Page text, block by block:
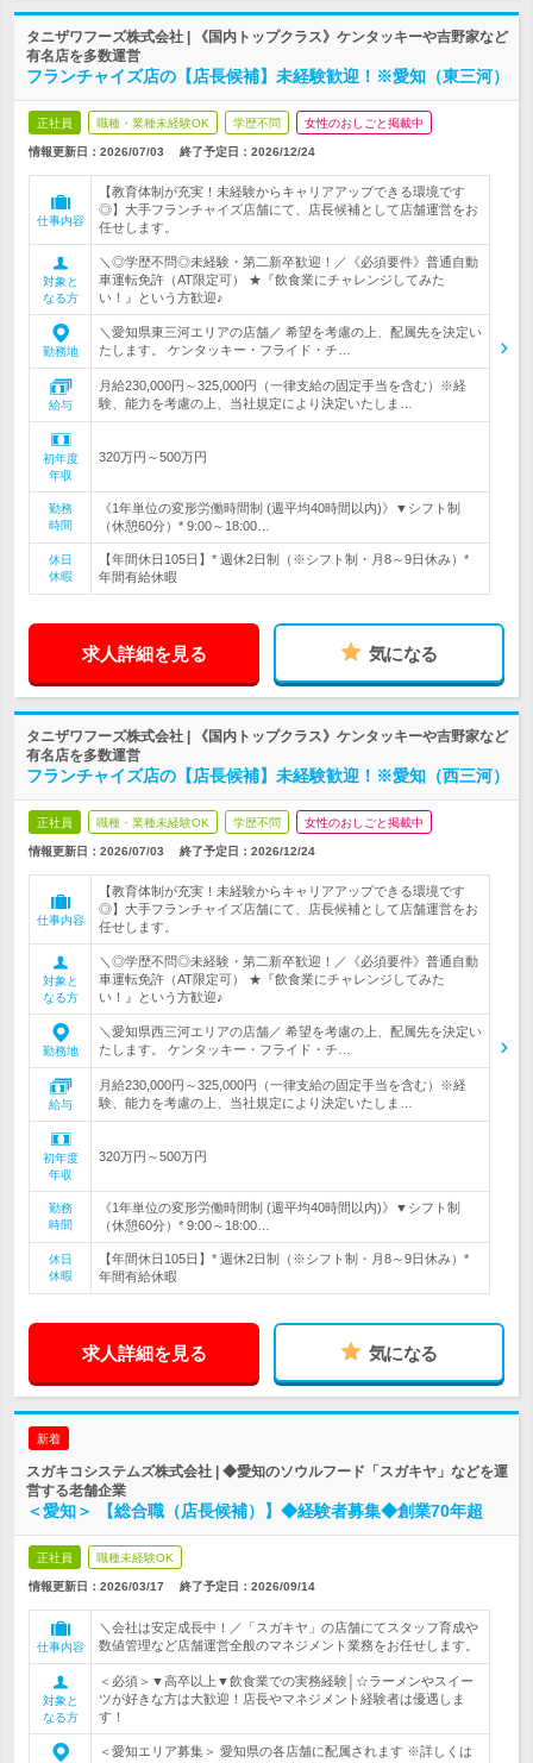
タニザワフーズ株式会社 | 《国内トップクラス》ケンタッキーや吉野家など
有名店を多数運営
フランチャイズ店の【店長候補】未経験歓迎！※愛知（東三河）
正社員 職種・業種未経験OK 学歴不問 女性のおしごと掲載中
情報更新日：2026/07/03 終了予定日： 2026/12/24
仕事内容
【教育体制が充実！未経験からキャリアアップできる環境です
◎】大手フランチャイズ店舗にて、店長候補として店舗運営をお
任せします。
対象と
なる方
＼◎学歴不問◎未経験・第二新卒歓迎！／《必須要件》普通自動
車運転免許（AT限定可） ★『飲食業にチャレンジしてみた
い！』という方歓迎♪
勤務地
＼愛知県東三河エリアの店舗／ 希望を考慮の上、配属先を決定い
たします。 ケンタッキー・フライド・チ…
給与
月給230,000円～325,000円（一律支給の固定手当を含む）※経
験、能力を考慮の上、当社規定により決定いたしま…
初年度
年収
320万円～500万円
勤務
時間
《1年単位の変形労働時間制 (週平均40時間以内)》▼シフト制
（休憩60分）* 9:00～18:00…
休日
休暇
【年間休日105日】* 週休2日制（※シフト制・月8～9日休み）*
年間有給休暇
求人詳細を見る 気になる
タニザワフーズ株式会社 | 《国内トップクラス》ケンタッキーや吉野家など
有名店を多数運営
フランチャイズ店の【店長候補】未経験歓迎！※愛知（西三河）
正社員 職種・業種未経験OK 学歴不問 女性のおしごと掲載中
情報更新日：2026/07/03 終了予定日： 2026/12/24
仕事内容
【教育体制が充実！未経験からキャリアアップできる環境です
◎】大手フランチャイズ店舗にて、店長候補として店舗運営をお
任せします。
対象と
なる方
＼◎学歴不問◎未経験・第二新卒歓迎！／《必須要件》普通自動
車運転免許（AT限定可） ★『飲食業にチャレンジしてみた
い！』という方歓迎♪
勤務地
＼愛知県西三河エリアの店舗／ 希望を考慮の上、配属先を決定い
たします。 ケンタッキー・フライド・チ…
給与
月給230,000円～325,000円（一律支給の固定手当を含む）※経
験、能力を考慮の上、当社規定により決定いたしま…
初年度
年収
320万円～500万円
勤務
時間
《1年単位の変形労働時間制 (週平均40時間以内)》▼シフト制
（休憩60分）* 9:00～18:00…
休日
休暇
【年間休日105日】* 週休2日制（※シフト制・月8～9日休み）*
年間有給休暇
求人詳細を見る 気になる
新着
スガキコシステムズ株式会社 | ◆愛知のソウルフード「スガキヤ」などを運
営する老舗企業
＜愛知＞ 【総合職（店長候補）】◆経験者募集◆創業70年超
正社員 職種未経験OK
情報更新日：2026/03/17 終了予定日： 2026/09/14
仕事内容
＼会社は安定成長中！／「スガキヤ」の店舗にてスタッフ育成や
数値管理など店舗運営全般のマネジメント業務をお任せします。
対象と
なる方
＜必須＞▼高卒以上▼飲食業での実務経験│☆ラーメンやスイー
ツが好きな方は大歓迎！店長やマネジメント経験者は優遇しま
す！
＜愛知エリア募集＞ 愛知県の各店舗に配属されます ※詳しくは